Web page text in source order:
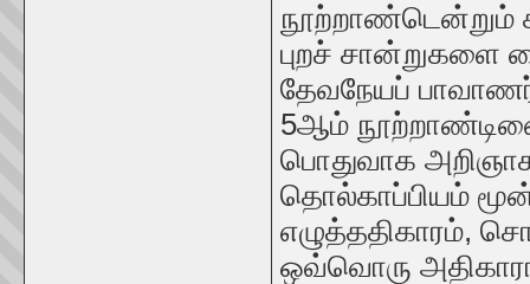
நூற்றாண்டென்றும்
புறச்
தேவநேயப்
5ஆம்
பொதுவாக
தொல்காப்பியம்
எழுத்ததிகாரம்,
ஒவ்வொரு